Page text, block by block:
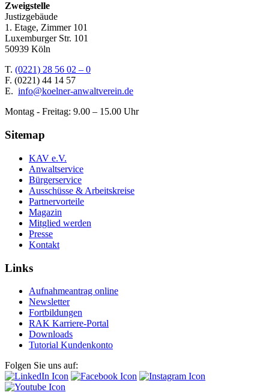
Zweigstelle
Justizgebäude
1. Etage, Zimmer 101
Luxemburger Str. 101
50939 Köln
T. (0221) 28 56 02 – 0
F. (0221) 44 14 57
E. info@koelner-anwaltverein.de
Montag - Freitag: 9.00 – 15.00 Uhr
Sitemap
KAV e.V.
Anwaltservice
Bürgerservice
Ausschüsse & Arbeitskreise
Partnervorteile
Magazin
Mitglied werden
Presse
Kontakt
Links
Aufnahmeantrag online
Newsletter
Fortbildungen
RAK Karriere-Portal
Downloads
Tutorial Kundenkonto
Folgen Sie uns auf: